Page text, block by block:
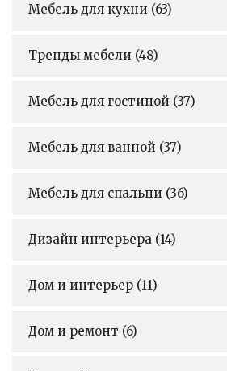
Мебель для кухни (63)
Тренды мебели (48)
Мебель для гостиной (37)
Мебель для ванной (37)
Мебель для спальни (36)
Дизайн интерьера (14)
Дом и интерьер (11)
Дом и ремонт (6)